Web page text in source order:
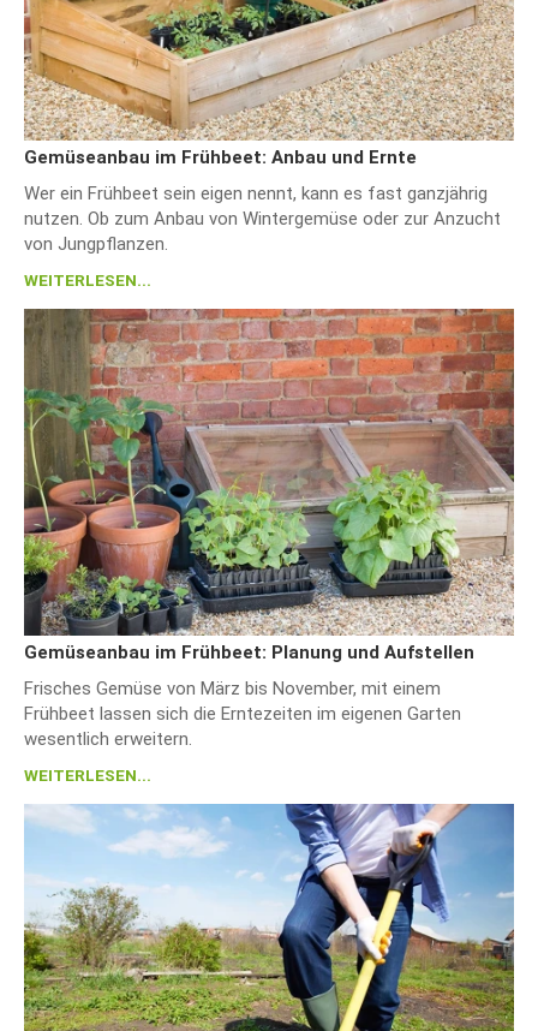
Gemüseanbau im Frühbeet: Anbau und Ernte
Wer ein Frühbeet sein eigen nennt, kann es fast ganzjährig
nutzen. Ob zum Anbau von Wintergemüse oder zur Anzucht
von Jungpflanzen.
WEITERLESEN...
Gemüseanbau im Frühbeet: Planung und Aufstellen
Frisches Gemüse von März bis November, mit einem
Frühbeet lassen sich die Erntezeiten im eigenen Garten
wesentlich erweitern.
WEITERLESEN...